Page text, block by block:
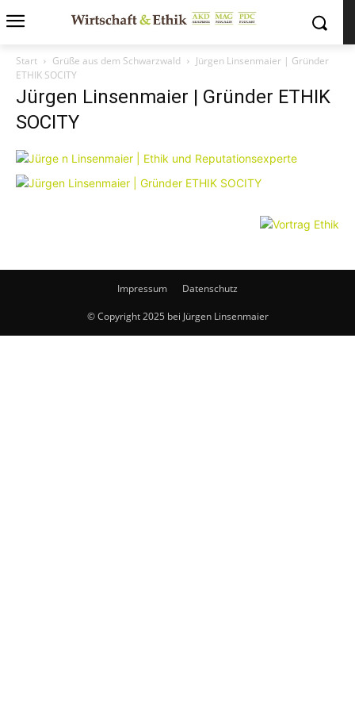
Start Grüße aus dem Schwarzwald
Jürgen Linsenmaier | Gründer
ETHIK SOCITY
Jürgen Linsenmaier | Gründer ETHIK
SOCITY
Impressum Datenschutz
© Copyright 2025 bei Jürgen Linsenmaier